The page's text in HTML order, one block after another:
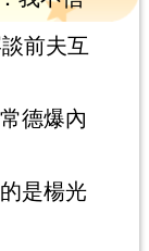
前夫互
德爆內
是楊光